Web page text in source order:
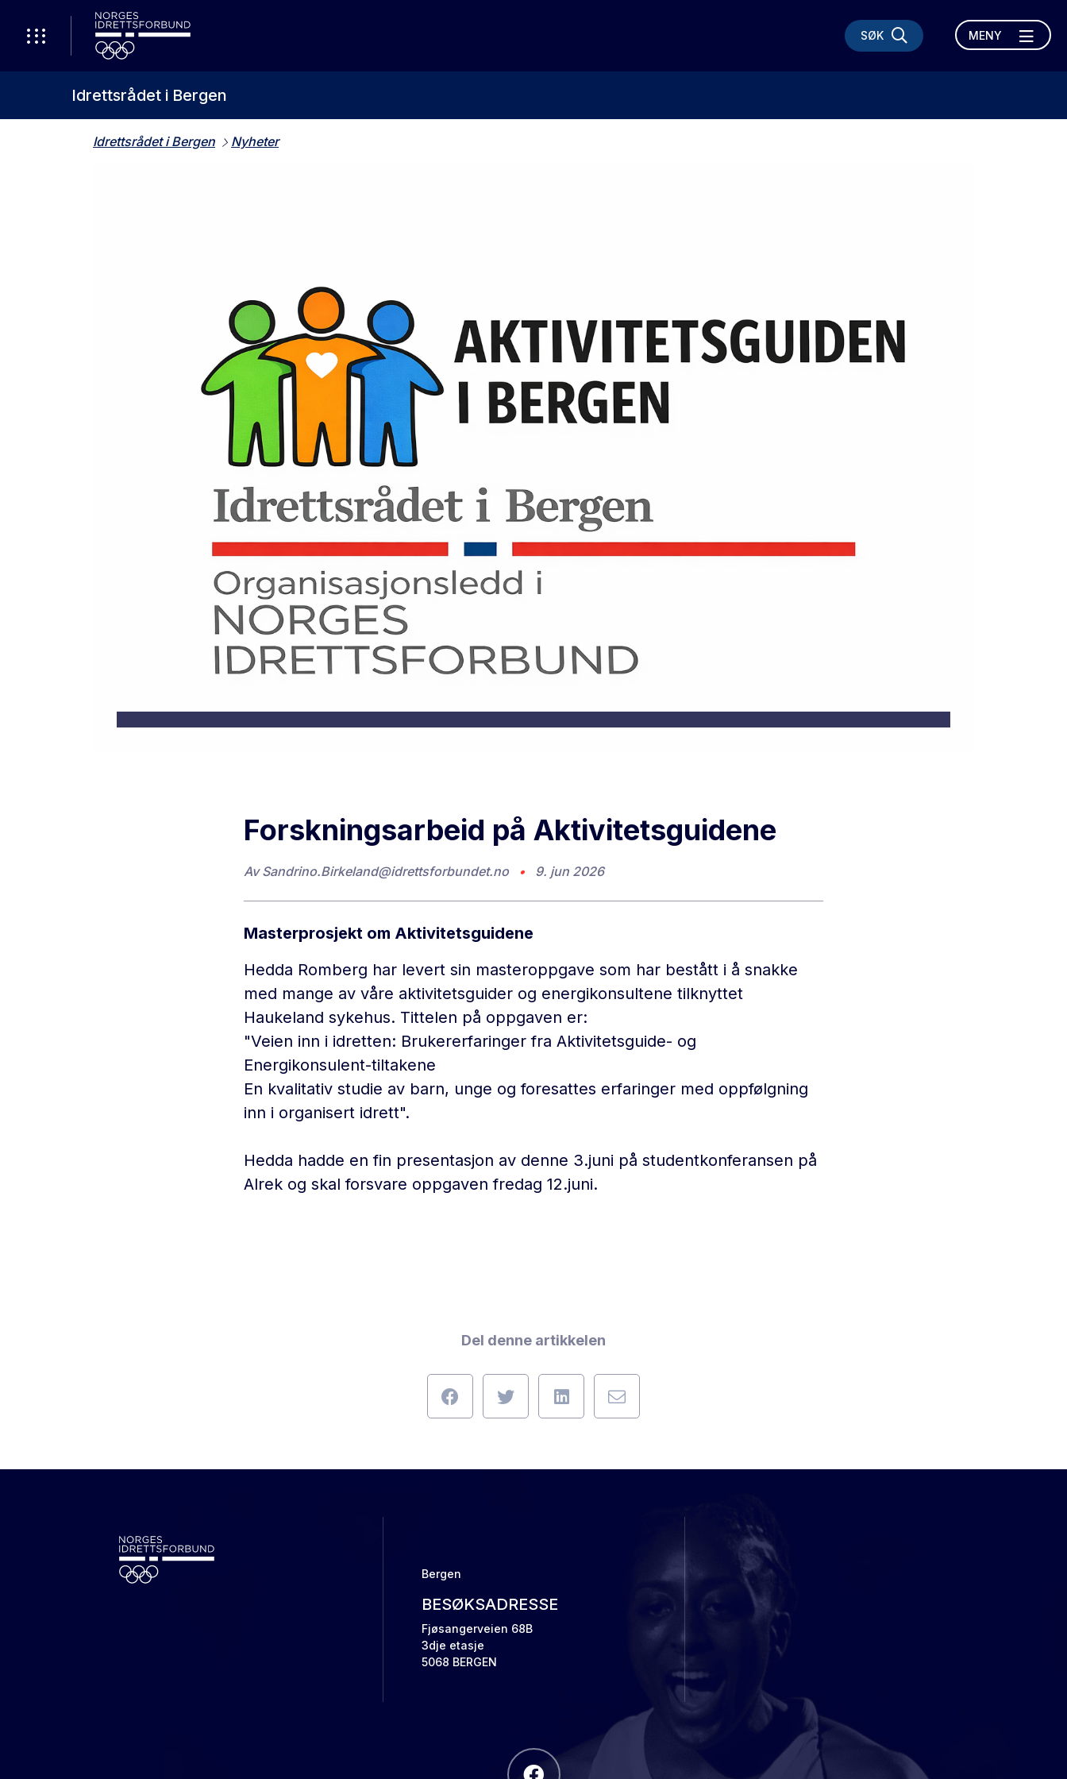
SØK MENY
Idrettsrådet i Bergen
Idrettsrådet i Bergen Nyheter
Forskningsarbeid på Aktivitetsguidene
AvSandrino.Birkeland@idrettsforbundet.no • 9. jun 2026
Masterprosjekt om Aktivitetsguidene
Hedda Romberg har levert sin masteroppgave som har bestått i å snakke
med mange av våre aktivitetsguider og energikonsultene tilknyttet
Haukeland sykehus. Tittelen på oppgaven er:
"Veien inn i idretten: Brukererfaringer fra Aktivitetsguide- og
Energikonsulent-tiltakene
En kvalitativ studie av barn, unge og foresattes erfaringer med oppfølgning
inn i organisert idrett".
Hedda hadde en fin presentasjon av denne 3.juni på studentkonferansen på
Alrek og skal forsvare oppgaven fredag 12.juni.
Del denne artikkelen
Bergen
BESØKSADRESSE
Fjøsangerveien 68B
3dje etasje
5068 BERGEN